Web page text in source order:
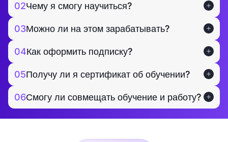
02Чему я смогу научиться?
03Можно ли на этом зарабатывать?
04Как оформить подписку?
05Получу ли я сертификат об обучении?
06Смогу ли совмещать обучение и работу?